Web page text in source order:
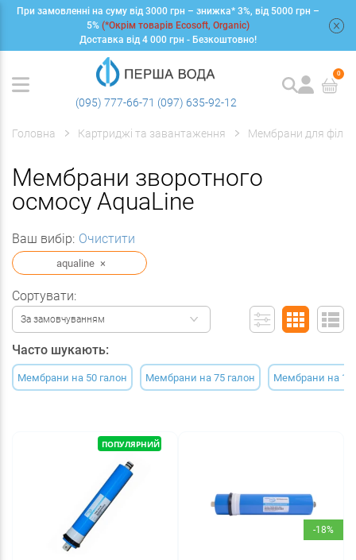
При замовленні на суму від 3000 грн – знижка* 3%, від 5000 грн –
5% (*Окрім товарів Ecosoft, Organic)
Доставка від 4 000 грн - Безкоштовно!
(095) 777-66-71 (097) 635-92-12
0
Головна Картриджі та завантаження Мембрани для
Мембрани зворотного
осмосу AquaLine
Ваш вибір: Очистити
aqualine ×
Сортувати:
За замовчуванням
Часто шукають:
Мембрани на 50 галон Мембрани на 75 галон Мембрани на
ПОПУЛЯРНИЙ
-18%